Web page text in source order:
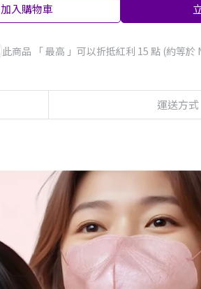
加入購物車
此商品 「 最高 」可以折抵紅利 15 點 (約等於
運送方式